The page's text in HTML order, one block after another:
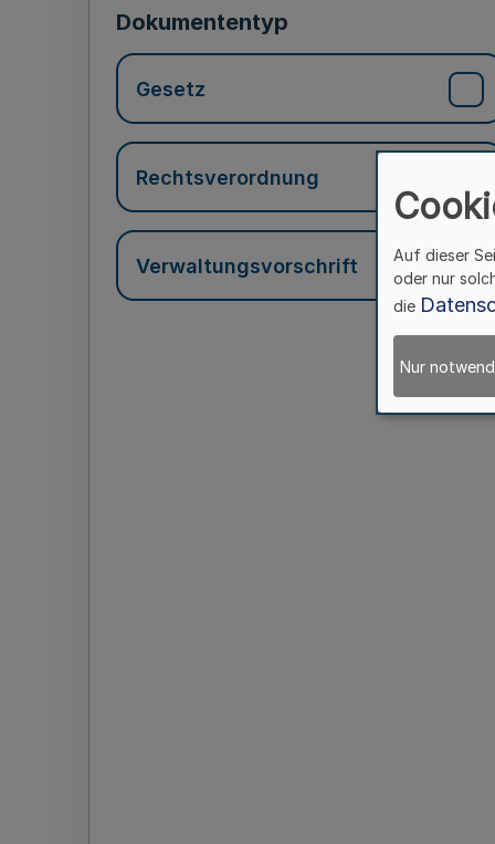
Dokumententyp
Gesetz
Rechtsverordnung
Verwaltungsvorschrift
Auf dieser
oder nur
die
Nur